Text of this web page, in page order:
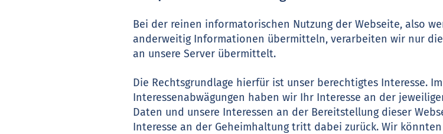
Bei der reinen informatorischen Nutzung der Webseite, also
anderweitig Informationen übermitteln, verarbeiten wir nur
an unsere Server übermittelt.
Die Rechtsgrundlage hierfür ist unser berechtigtes Interesse.
Interessenabwägungen haben wir Ihr Interesse an der
Daten und unsere Interessen an der Bereitstellung dieser
Interesse an der Geheimhaltung tritt dabei zurück. Wir